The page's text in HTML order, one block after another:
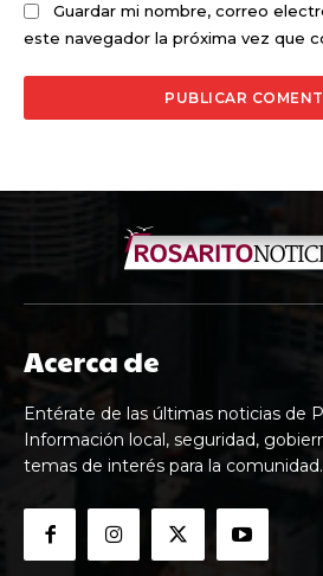
Guardar mi nombre, correo
este navegador la próxima vez que
Acerca de
Entérate de las últimas noticias de
Información local, seguridad,
temas de interés para la comunidad.